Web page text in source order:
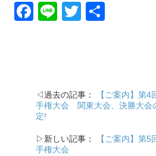
F
b
o
o
k
Li
T
◁過去の記事：
【ご案内】第
手権大会 関東大会、決勝大会
定!
▷新しい記事：
【ご案内】第
手権大会